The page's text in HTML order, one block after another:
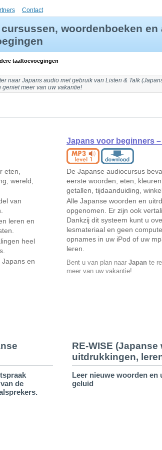
Contact
woordenboeken en
taaltoevoegingen
naarJapans audio met gebruik van Listen & Talk (
meer van uw vakantie!
eten,
wereld,
van
leren en
heel
en
Japans voor beginners
De Japanse audiocursus
eerste woorden, eten,
getallen, tijdaanduiding,
Alle Japanse woorden en
opgenomen. Er zijn ook
Dankzij dit systeem kunt u
lesmateriaal en geen
opnames in uw iPod of uw
leren.
Bent u van plan naar Japan te
meer van uw vakantie!
de
RE-WISE
uitdrukkingen,
Leer nieuwe woorden
geluid